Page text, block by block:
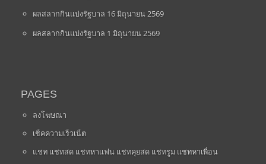
ผลสลากกินแบ่งรัฐบาล 16 มิถุนายน 2569
ผลสลากกินแบ่งรัฐบาล 1 มิถุนายน 2569
PAGES
ลงโฆษณา
เช็คความเร็วเน็ต
แชท แชทสด แชทหาแฟน แชทคุยสด แชทรูม แชทหาเพื่อน